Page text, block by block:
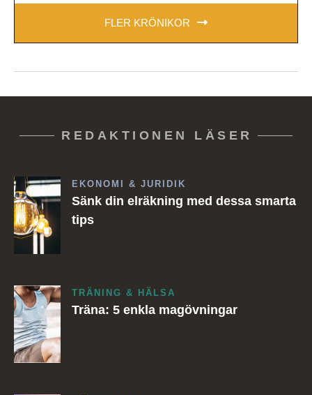
FLER KRÖNIKOR
REDAKTIONEN LÄSER
EKONOMI & JURIDIK
Sänk din elräkning med dessa smarta
tips
TRÄNING & HÄLSA
Träna: 5 enkla magövningar